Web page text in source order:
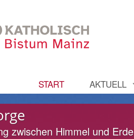
START AKTUELL
zwischen Himmel und Erde
zwischen Himmel und Erde